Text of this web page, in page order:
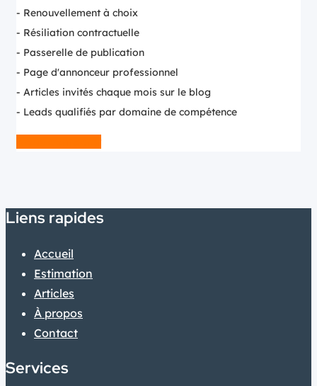
- Renouvellement à choix
- Résiliation contractuelle
- Passerelle de publication
- Page d'annonceur professionnel
- Articles invités chaque mois sur le blog
- Leads qualifiés par domaine de compétence
Liens rapides
Accueil
Estimation
Articles
À propos
Contact
Services